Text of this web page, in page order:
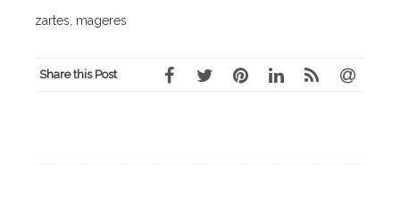
zartes, mageres
Share this Post